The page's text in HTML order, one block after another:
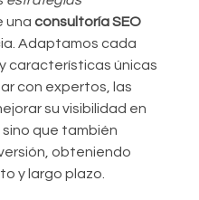
una consultoría SEO
Adaptamos cada
características únicas
con expertos, las
su visibilidad en
que también
obteniendo
y largo plazo.